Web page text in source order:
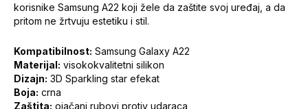
korisnike Samsung A22 koji žele da zaštite svoj uređaj, a da
pritom ne žrtvuju estetiku i stil.
Kompatibilnost: Samsung Galaxy A22
Materijal: visokokvalitetni silikon
Dizajn: 3D Sparkling star efekat
Boja: crna
Zaštita: ojačani rubovi protiv udaraca